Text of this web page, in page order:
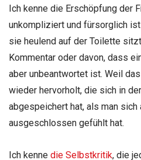
Ich kenne die Erschöpfung der
unkompliziert und fürsorglich
sie heulend auf der Toilette
Kommentar oder davon, dass
aber unbeantwortet ist. Weil
wieder hervorholt, die sich in
abgespeichert hat, als man sich
ausgeschlossen gefühlt hat.
Ich kenne die Selbstkritik, die